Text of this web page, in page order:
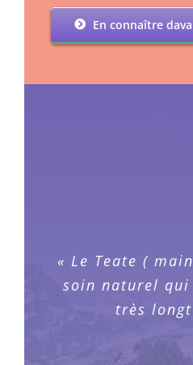
En connaître
« Le Teate (
soin naturel qui
très
« Dans le
méditation,
cette pure
delà de notre «
ordinaire ».